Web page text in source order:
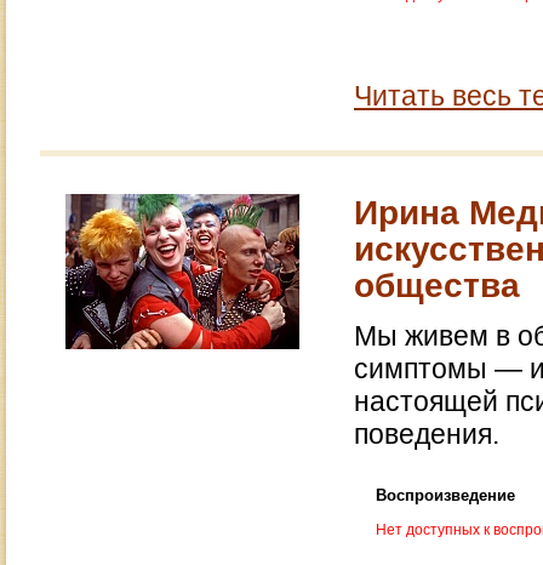
Читать весь
Ирина
общества
Мы живем в
симптомы —
настоящей
поведения.
Воспроизведение
Нет доступных к